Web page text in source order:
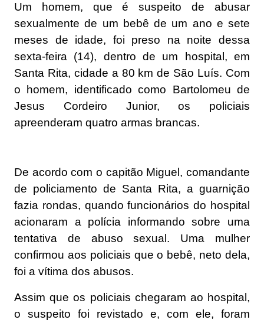
Um homem, que é suspeito de abusar
sexualmente de um bebê de um ano e sete
meses de idade, foi preso na noite dessa
sexta-feira (14), dentro de um hospital, em
Santa Rita, cidade a 80 km de São Luís. Com
o homem, identificado como Bartolomeu de
Jesus Cordeiro Junior, os policiais
apreenderam quatro armas brancas.
De acordo com o capitão Miguel, comandante
de policiamento de Santa Rita, a guarnição
fazia rondas, quando funcionários do hospital
acionaram a polícia informando sobre uma
tentativa de abuso sexual. Uma mulher
confirmou aos policiais que o bebê, neto dela,
foi a vítima dos abusos.
Assim que os policiais chegaram ao hospital,
o suspeito foi revistado e, com ele, foram